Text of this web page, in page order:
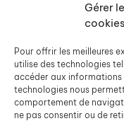
Gérer
cookies
Pour offrir les meilleures
utilise des technologies
accéder aux informations
technologies nous
comportement de
ne pas consentir ou de
ESPACE PRESSE